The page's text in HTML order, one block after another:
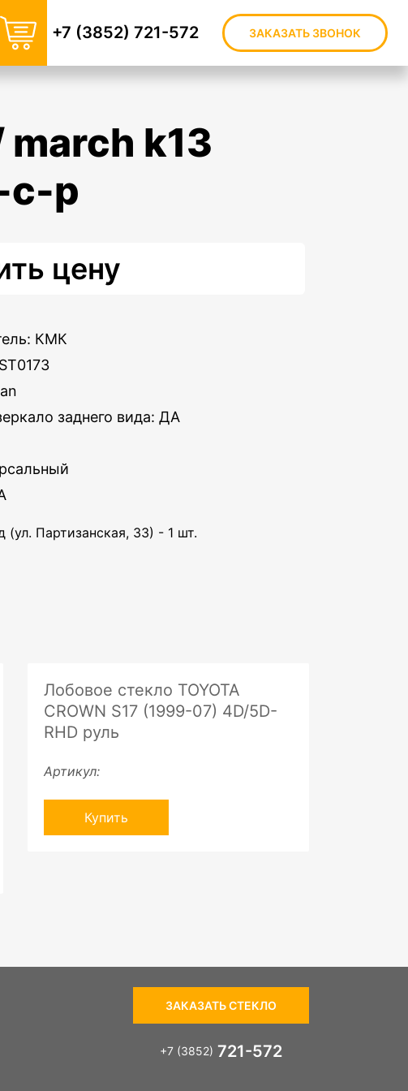
+7 (3852) 721-572 ЗАКАЗАТЬ ЗВОНОК
c-p
цену
КМК
заднего вида: ДА
(ул. Партизанская, 33) - 1 шт.
Лобовое стекло TOYOTA
CROWN S17 (1999-07) 4D/5D-
RHD руль
Артикул:
Купить
ЗАКАЗАТЬ СТЕКЛО
+7 (3852) 721-572